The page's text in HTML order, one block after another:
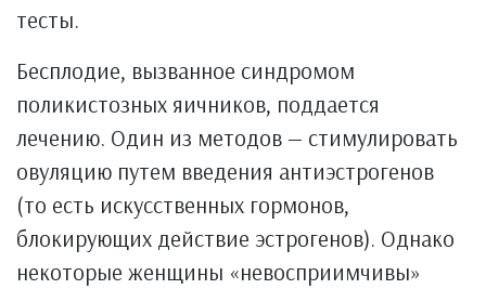
тесты.
Бесплодие, вызванное синдромом
поликистозных яичников, поддается
лечению. Один из методов — стимулировать
овуляцию путем введения антиэстрогенов
(то есть искусственных гормонов,
блокирующих действие эстрогенов). Однако
некоторые женщины «невосприимчивы»